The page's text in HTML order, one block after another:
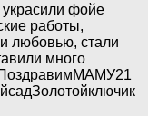
фойе
работы,
любовью, стали
много